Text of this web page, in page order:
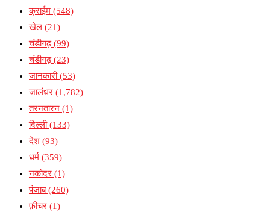
क्राईम (548)
खेल (21)
चंडीगढ़(99)
चंडीगढ़(23)
जानकारी(53)
जालंधर (1,782)
तरनतारन (1)
दिल्ली(133)
देश (93)
धर्म (359)
नकोदर (1)
पंजाब(260)
फ़ीचर (1)